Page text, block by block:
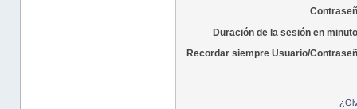
Duración de la sesión en
Recordar siempre Usuario/